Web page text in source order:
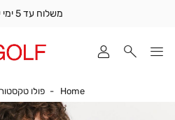
משלוח עד 5 ימי עסקים
Home
Home
פולו